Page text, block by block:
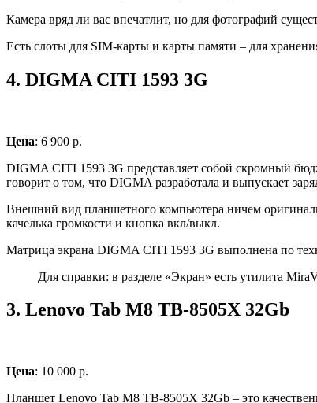
Камера вряд ли вас впечатлит, но для фотографий
Есть слоты для SIM-карты и карты памяти – для
4. DIGMA CITI 1593 3G
Цена: 6 900 р.
DIGMA CITI 1593 3G представляет собой скромный
говорит о том, что DIGMA разработала и выпускает
Внешний вид планшетного компьютера ничем
качелька громкости и кнопка вкл/выкл.
Матрица экрана DIGMA CITI 1593 3G выполнена по
Для справки: в разделе «Экран» есть утилита
3. Lenovo Tab M8 TB-8505X 32Gb
Цена: 10 000 р.
Планшет Lenovo Tab M8 TB-8505X 32Gb – это